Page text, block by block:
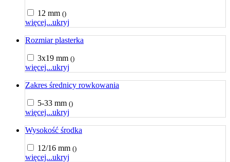
12 mm ()
więcej...ukryj
Rozmiar plasterka
3x19 mm ()
więcej...ukryj
Zakres średnicy rowkowania
5-33 mm ()
więcej...ukryj
Wysokość środka
12/16 mm ()
więcej...ukryj